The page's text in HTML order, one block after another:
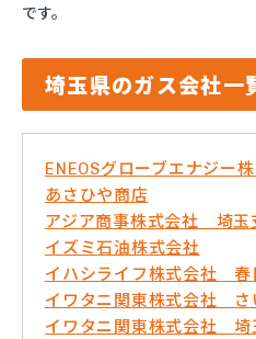
です。
埼玉県のガス会社一
ENEOSグローブエナジー
あさひや商店
アジア商事株式会社 埼玉
イズミ石油株式会社
イハシライフ株式会社 春
イワタニ関東株式会社 さ
イワタニ関東株式会社 埼